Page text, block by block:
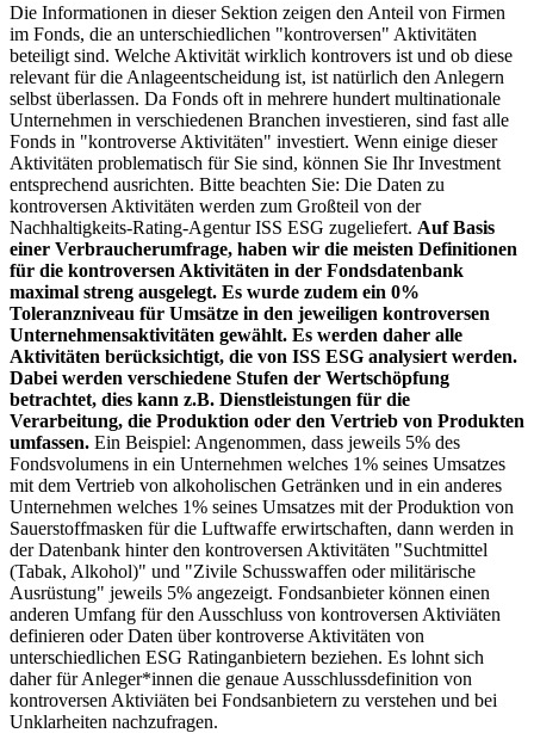
Die Informationen in dieser Sektion zeigen den Anteil von Firmen
im Fonds, die an unterschiedlichen "kontroversen" Aktivitäten
beteiligt sind. Welche Aktivität wirklich kontrovers ist und ob diese
relevant für die Anlageentscheidung ist, ist natürlich den Anlegern
selbst überlassen. Da Fonds oft in mehrere hundert multinationale
Unternehmen in verschiedenen Branchen investieren, sind fast alle
Fonds in "kontroverse Aktivitäten" investiert. Wenn einige dieser
Aktivitäten problematisch für Sie sind, können Sie Ihr Investment
entsprechend ausrichten. Bitte beachten Sie: Die Daten zu
kontroversen Aktivitäten werden zum Großteil von der
Nachhaltigkeits-Rating-Agentur ISS ESG zugeliefert. Auf Basis
einer Verbraucherumfrage, haben wir die meisten Definitionen
für die kontroversen Aktivitäten in der Fondsdatenbank
maximal streng ausgelegt. Es wurde zudem ein 0%
Toleranzniveau für Umsätze in den jeweiligen kontroversen
Unternehmensaktivitäten gewählt. Es werden daher alle
Aktivitäten berücksichtigt, die von ISS ESG analysiert werden.
Dabei werden verschiedene Stufen der Wertschöpfung
betrachtet, dies kann z.B. Dienstleistungen für die
Verarbeitung, die Produktion oder den Vertrieb von Produkten
umfassen. Ein Beispiel: Angenommen, dass jeweils 5% des
Fondsvolumens in ein Unternehmen welches 1% seines Umsatzes
mit dem Vertrieb von alkoholischen Getränken und in ein anderes
Unternehmen welches 1% seines Umsatzes mit der Produktion von
Sauerstoffmasken für die Luftwaffe erwirtschaften, dann werden in
der Datenbank hinter den kontroversen Aktivitäten "Suchtmittel
(Tabak, Alkohol)" und "Zivile Schusswaffen oder militärische
Ausrüstung" jeweils 5% angezeigt. Fondsanbieter können einen
anderen Umfang für den Ausschluss von kontroversen Aktiviäten
definieren oder Daten über kontroverse Aktivitäten von
unterschiedlichen ESG Ratinganbietern beziehen. Es lohnt sich
daher für Anleger*innen die genaue Ausschlussdefinition von
kontroversen Aktiviäten bei Fondsanbietern zu verstehen und bei
Unklarheiten nachzufragen.